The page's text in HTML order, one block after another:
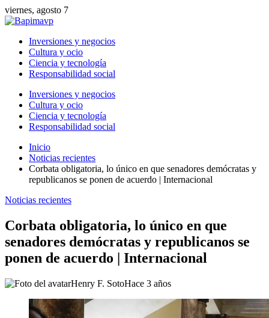
viernes, agosto 7
Inversiones y negocios
Cultura y ocio
Ciencia y tecnología
Responsabilidad social
Inversiones y negocios
Cultura y ocio
Ciencia y tecnología
Responsabilidad social
Inicio
Noticias recientes
Corbata obligatoria, lo único en que senadores demócratas y
republicanos se ponen de acuerdo | Internacional
Noticias recientes
Corbata obligatoria, lo único en que
senadores demócratas y republicanos se
ponen de acuerdo | Internacional
Henry F. SotoHace 3 años